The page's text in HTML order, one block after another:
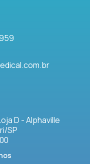
D - Alphaville
SP